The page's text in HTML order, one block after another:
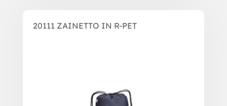
20111 ZAINETTO IN R-PET